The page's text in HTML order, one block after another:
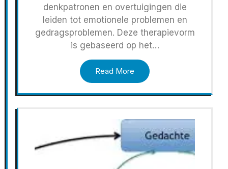
denkpatronen en overtuigingen die
leiden tot emotionele problemen en
gedragsproblemen. Deze therapievorm
is gebaseerd op het…
Read More